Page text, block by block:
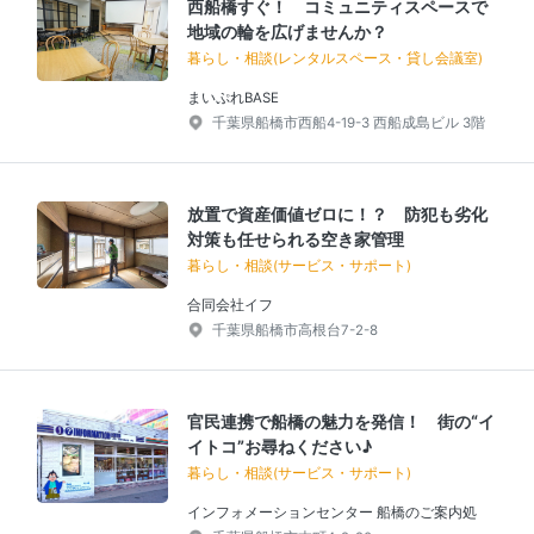
西船橋すぐ！ コミュニティスペースで
地域の輪を広げませんか？
暮らし・相談(レンタルスペース・貸し会議室)
まいぷれBASE
千葉県船橋市西船4-19-3 西船成島ビル 3階
放置で資産価値ゼロに！？ 防犯も劣化
対策も任せられる空き家管理
暮らし・相談(サービス・サポート)
合同会社イフ
千葉県船橋市高根台7-2-8
官民連携で船橋の魅力を発信！ 街の“イ
イトコ”お尋ねください♪
暮らし・相談(サービス・サポート)
インフォメーションセンター 船橋のご案内処